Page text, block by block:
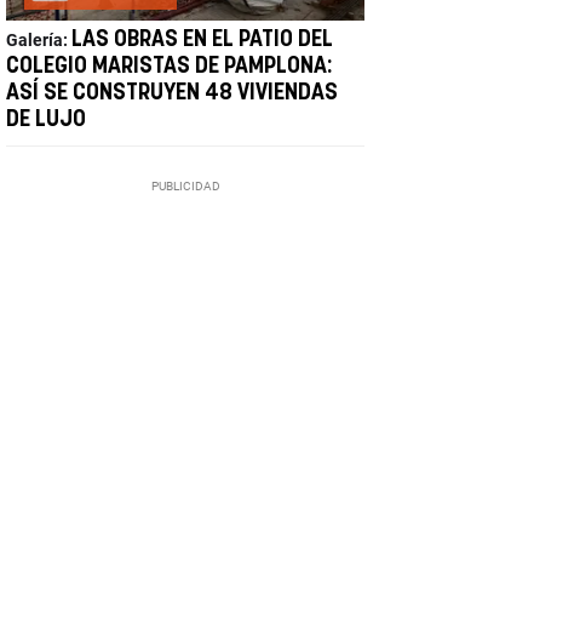
Galería: LAS OBRAS EN EL PATIO DEL
COLEGIO MARISTAS DE PAMPLONA:
ASÍ SE CONSTRUYEN 48 VIVIENDAS
DE LUJO